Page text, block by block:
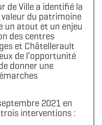
de Ville a identifié la
du patrimoine
un atout et un enjeu
des centres
et Châtellerault
de l’opportunité
donner une
2021 en
interventions :